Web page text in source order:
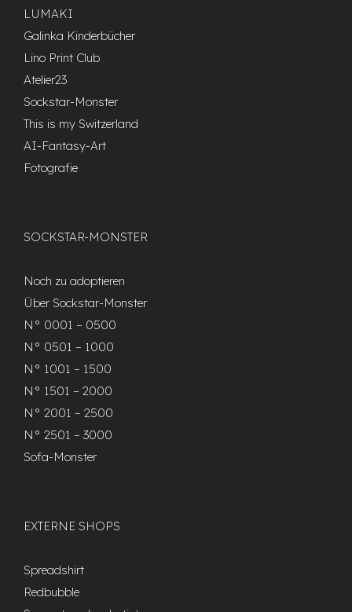
LUMAKI
Galinka Kinderbücher
Lino Print Club
Atelier23
Sockstar-Monster
This is my Switzerland
AI-Fantasy-Art
Fotografie
SOCKSTAR-MONSTER
Noch zu adoptieren
Über Sockstar-Monster
N° 0001 – 0500
N° 0501 – 1000
N° 1001 – 1500
N° 1501 – 2000
N° 2001 – 2500
N° 2501 – 3000
Sofa-Monster
EXTERNE SHOPS
Spreadshirt
Redbubble